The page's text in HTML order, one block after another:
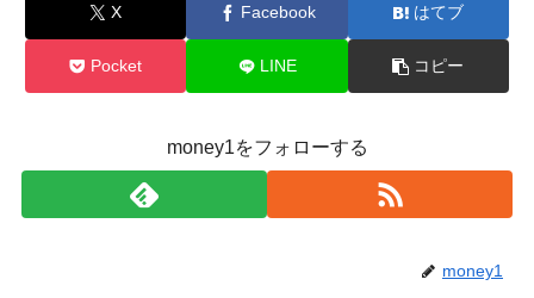
X Facebook はてブ
Pocket LINE コピー
money1をフォローする
money1